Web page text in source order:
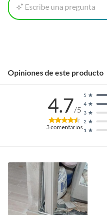
Escribe una pregunta
Opiniones de este producto
4.7/5
3comentarios 1
2
3
4
5